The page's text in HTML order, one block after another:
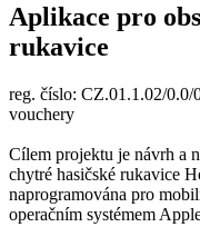
Aplikace pro
rukavice
reg. číslo: CZ.01.1.02/
vouchery
Cílem projektu je návrh a
chytré hasičské rukavice
naprogramována pro
operačním systémem